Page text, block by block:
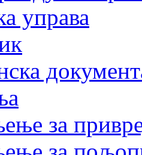
управа
за